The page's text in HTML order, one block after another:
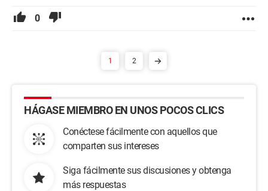
0
1 2
HÁGASE MIEMBRO EN UNOS POCOS CLICS
Conéctese fácilmente con aquellos que
comparten sus intereses
Siga fácilmente sus discusiones y obtenga
más respuestas